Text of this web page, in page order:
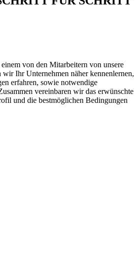
von den Mitarbeitern von unsere
wir Ihr Unternehmen näher kennenlernen,
erfahren, sowie notwendige
vereinbaren wir das erwünschte
und die bestmöglichen Bedingungen